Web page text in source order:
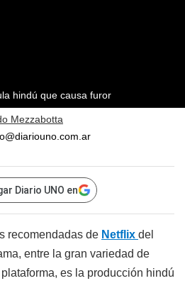
hindú que causa furor
Mezzabotta
Diario UNO en
recomendadas de Netflix del
entre la gran variedad de
es la producción hindú